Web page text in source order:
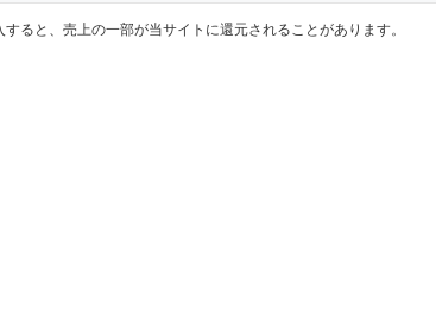
ると、売上の一部が当サイトに還元されることがあります。